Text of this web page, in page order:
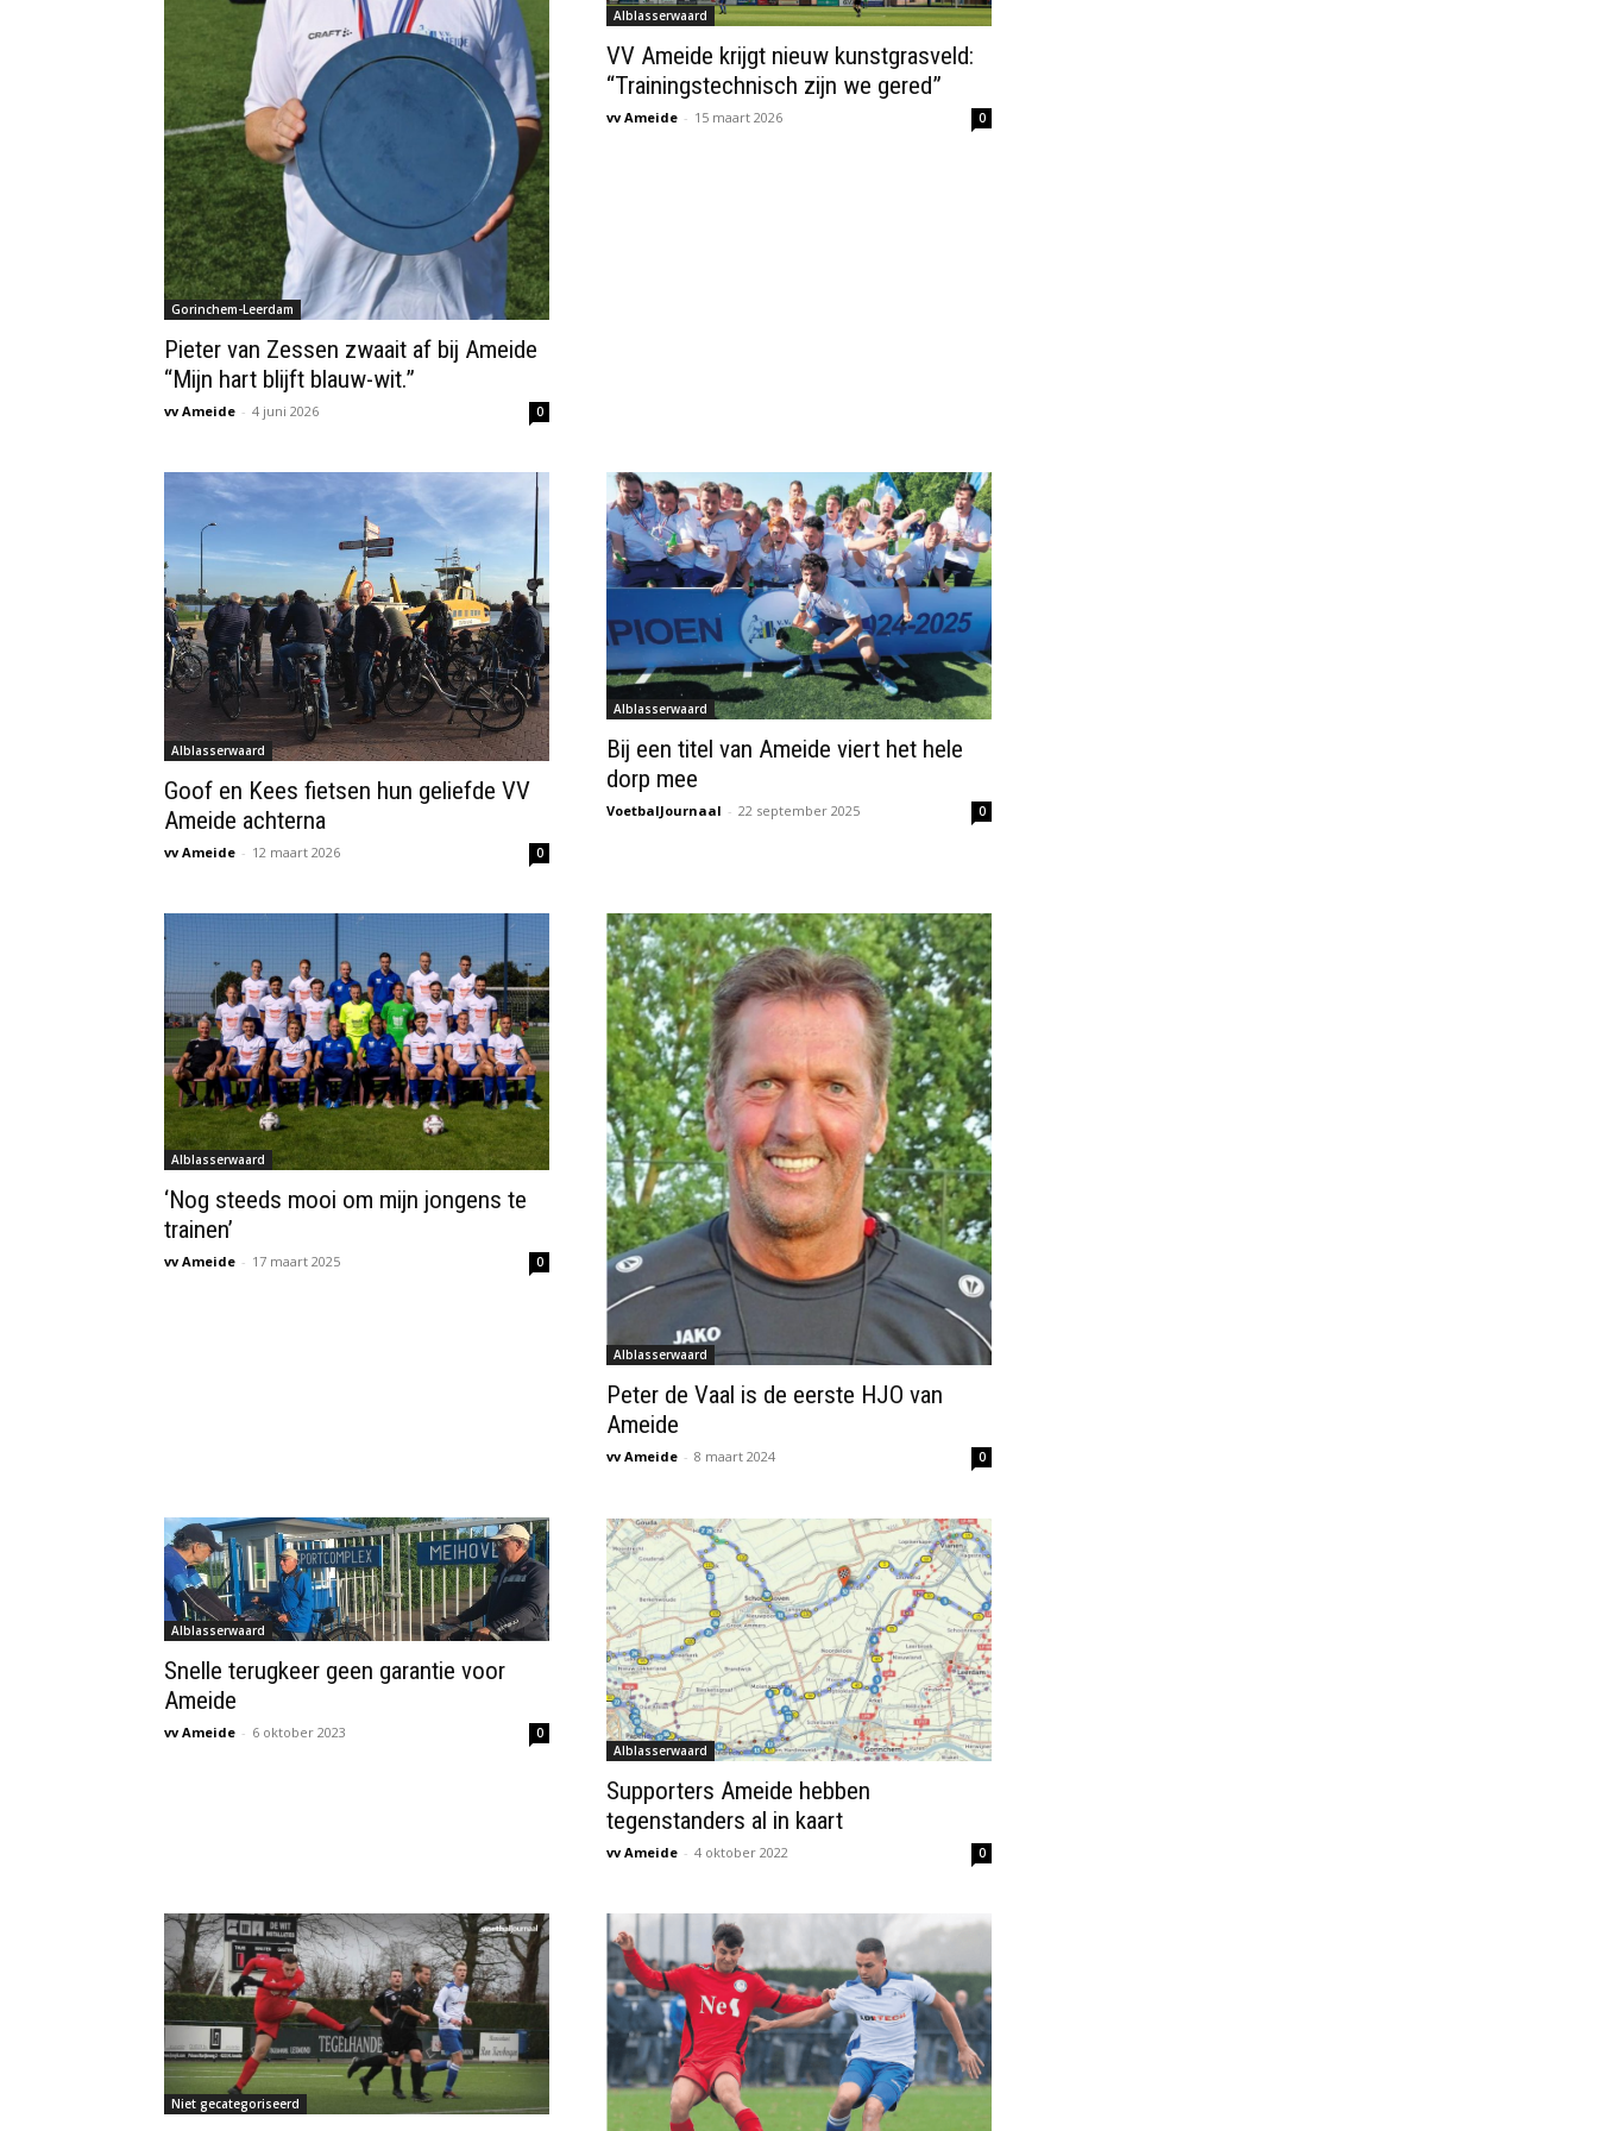
Gorinchem-Leerdam
Pieter van Zessen zwaait af bij Ameide
“Mijn hart blijft blauw-wit.”
vv Ameide - 4 juni 2026 0
Alblasserwaard
VV Ameide krijgt nieuw kunstgrasveld:
“Trainingstechnisch zijn we gered”
vv Ameide - 15 maart 2026 0
Alblasserwaard
Goof en Kees fietsen hun geliefde VV
Ameide achterna
vv Ameide - 12 maart 2026 0
Alblasserwaard
Bij een titel van Ameide viert het hele
dorp mee
VoetbalJournaal - 22 september 2025 0
Alblasserwaard
‘Nog steeds mooi om mijn jongens te
trainen’
vv Ameide - 17 maart 2025 0
Alblasserwaard
Peter de Vaal is de eerste HJO van
Ameide
vv Ameide - 8 maart 2024 0
Alblasserwaard
Snelle terugkeer geen garantie voor
Ameide
vv Ameide - 6 oktober 2023
0
Alblasserwaard
Supporters Ameide hebben
tegenstanders al in kaart
vv Ameide - 4 oktober 2022 0
Niet gecategoriseerd